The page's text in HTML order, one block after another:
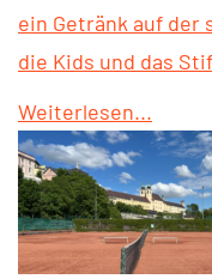
ein Getränk auf der
die Kids und das
Weiterlesen...